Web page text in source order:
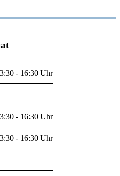
- 16:30 Uhr
- 16:30 Uhr
- 16:30 Uhr